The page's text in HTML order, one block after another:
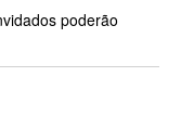
poderão